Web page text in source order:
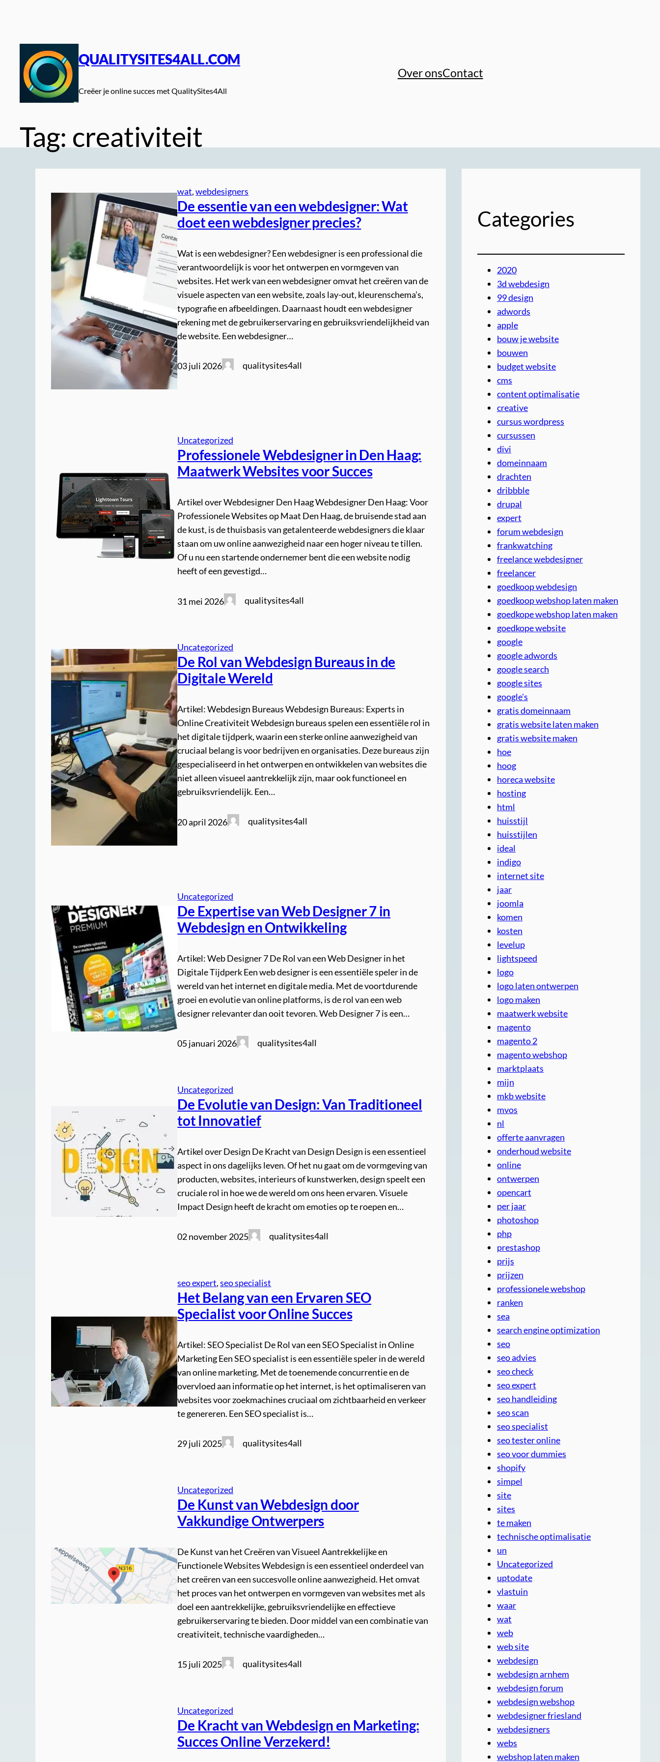
QUALITYSITES4ALL.COM
Creëer je online succes met QualitySites4All
Over onsContact
Tag: creativiteit
wat, webdesigners
De essentie van een webdesigner: Wat
doet een webdesigner precies?
Wat is een webdesigner? Een webdesigner is een professional die
verantwoordelijk is voor het ontwerpen en vormgeven van
websites. Het werk van een webdesigner omvat het creëren van de
visuele aspecten van een website, zoals lay-out, kleurenschema’s,
typografie en afbeeldingen. Daarnaast houdt een webdesigner
rekening met de gebruikerservaring en gebruiksvriendelijkheid van
de website. Een webdesigner…
03 juli 2026 qualitysites4all
Uncategorized
Professionele Webdesigner in Den Haag:
Maatwerk Websites voor Succes
Artikel over Webdesigner Den Haag Webdesigner Den Haag: Voor
Professionele Websites op Maat Den Haag, de bruisende stad aan
de kust, is de thuisbasis van getalenteerde webdesigners die klaar
staan om uw online aanwezigheid naar een hoger niveau te tillen.
Of u nu een startende ondernemer bent die een website nodig
heeft of een gevestigd…
31 mei 2026 qualitysites4all
Uncategorized
De Rol van Webdesign Bureaus in de
Digitale Wereld
Artikel: Webdesign Bureaus Webdesign Bureaus: Experts in
Online Creativiteit Webdesign bureaus spelen een essentiële rol in
het digitale tijdperk, waarin een sterke online aanwezigheid van
cruciaal belang is voor bedrijven en organisaties. Deze bureaus zijn
gespecialiseerd in het ontwerpen en ontwikkelen van websites die
niet alleen visueel aantrekkelijk zijn, maar ook functioneel en
gebruiksvriendelijk. Een…
20 april 2026 qualitysites4all
Uncategorized
De Expertise van Web Designer 7 in
Webdesign en Ontwikkeling
Artikel: Web Designer 7 De Rol van een Web Designer in het
Digitale Tijdperk Een web designer is een essentiële speler in de
wereld van het internet en digitale media. Met de voortdurende
groei en evolutie van online platforms, is de rol van een web
designer relevanter dan ooit tevoren. Web Designer 7 is een…
05 januari 2026 qualitysites4all
Uncategorized
De Evolutie van Design: Van Traditioneel
tot Innovatief
Artikel over Design De Kracht van Design Design is een essentieel
aspect in ons dagelijks leven. Of het nu gaat om de vormgeving van
producten, websites, interieurs of kunstwerken, design speelt een
cruciale rol in hoe we de wereld om ons heen ervaren. Visuele
Impact Design heeft de kracht om emoties op te roepen en…
02 november 2025 qualitysites4all
seo expert, seo specialist
Het Belang van een Ervaren SEO
Specialist voor Online Succes
Artikel: SEO Specialist De Rol van een SEO Specialist in Online
Marketing Een SEO specialist is een essentiële speler in de wereld
van online marketing. Met de toenemende concurrentie en de
overvloed aan informatie op het internet, is het optimaliseren van
websites voor zoekmachines cruciaal om zichtbaarheid en verkeer
te genereren. Een SEO specialist is…
29 juli 2025 qualitysites4all
Uncategorized
De Kunst van Webdesign door
Vakkundige Ontwerpers
De Kunst van het Creëren van Visueel Aantrekkelijke en
Functionele Websites Webdesign is een essentieel onderdeel van
het creëren van een succesvolle online aanwezigheid. Het omvat
het proces van het ontwerpen en vormgeven van websites met als
doel een aantrekkelijke, gebruiksvriendelijke en effectieve
gebruikerservaring te bieden. Door middel van een combinatie van
creativiteit, technische vaardigheden…
15 juli 2025 qualitysites4all
Uncategorized
De Kracht van Webdesign en Marketing:
Succes Online Verzekerd!
Categories
2020
3d webdesign
99 design
adwords
apple
bouw je website
bouwen
budget website
cms
content optimalisatie
creative
cursus wordpress
cursussen
divi
domeinnaam
drachten
dribbble
drupal
expert
forum webdesign
frankwatching
freelance webdesigner
freelancer
goedkoop webdesign
goedkoop webshop laten maken
goedkope webshop laten maken
goedkope website
google
google adwords
google search
google sites
google's
gratis domeinnaam
gratis website laten maken
gratis website maken
hoe
hoog
horeca website
hosting
html
huisstijl
huisstijlen
ideal
indigo
internet site
jaar
joomla
komen
kosten
levelup
lightspeed
logo
logo laten ontwerpen
logo maken
maatwerk website
magento
magento 2
magento webshop
marktplaats
mijn
mkb website
mvos
nl
offerte aanvragen
onderhoud website
online
ontwerpen
opencart
per jaar
photoshop
php
prestashop
prijs
prijzen
professionele webshop
ranken
sea
search engine optimization
seo
seo advies
seo check
seo expert
seo handleiding
seo scan
seo specialist
seo tester online
seo voor dummies
shopify
simpel
site
sites
te maken
technische optimalisatie
un
Uncategorized
uptodate
vlastuin
waar
wat
web
web site
webdesign
webdesign arnhem
webdesign forum
webdesign webshop
webdesigner friesland
webdesigners
webs
webshop laten maken